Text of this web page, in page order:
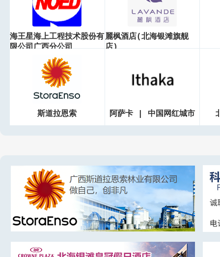
海王星海上工程技术股份有
限公司广西分公司
麗枫酒店(北海银滩旗舰
店)
斯道拉恩索 阿萨卡 | 中国网红城市